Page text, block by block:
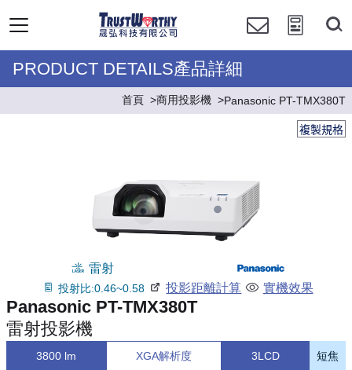
PRODUCT DETAILS產品詳細
首頁 商用投影機 Panasonic PT-TMX380T
複製規格
雷射
投射比:0.46~0.58 投影距離計算 實機效果
Panasonic PT-TMX380T
雷射投影機
3800 lm XGA解析度 3LCD
短焦